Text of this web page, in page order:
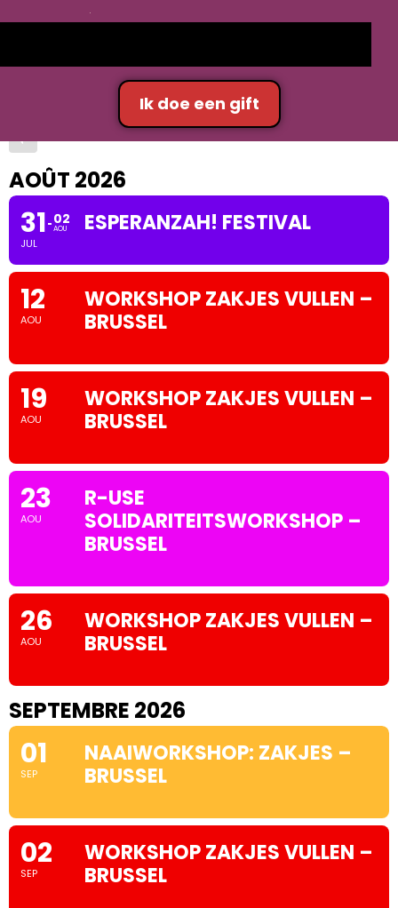
Ik doe een gift
ateliers et
évènements
AOÛT 2026
31
JUL
02
AOU ESPERANZAH! FESTIVAL
12
AOU
WORKSHOP ZAKJES VULLEN –
BRUSSEL
19
AOU
WORKSHOP ZAKJES VULLEN –
BRUSSEL
23
AOU
R-USE
SOLIDARITEITSWORKSHOP –
BRUSSEL
26
AOU
WORKSHOP ZAKJES VULLEN –
BRUSSEL
SEPTEMBRE 2026
01
SEP
NAAIWORKSHOP: ZAKJES –
BRUSSEL
02
SEP
WORKSHOP ZAKJES VULLEN –
BRUSSEL